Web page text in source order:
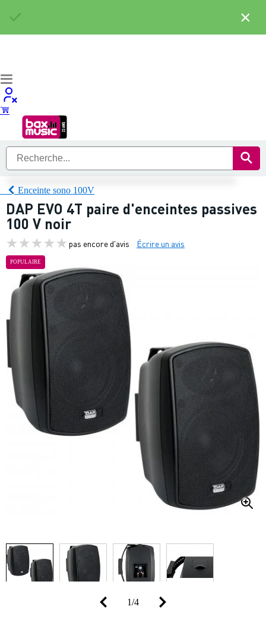
Enceinte sono 100V
DAP EVO 4T paire d'enceintes passives
100 V noir
pas encore d'avis Écrire un avis
POPULAIRE
1/4
×